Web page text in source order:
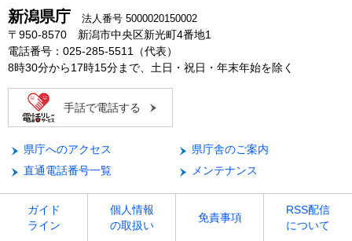
新潟県庁 法人番号 5000020150002
〒950-8570 新潟市中央区新光町4番地1
電話番号：025-285-5511（代表）
8時30分から17時15分まで、土日・祝日・年末年始を除く
手話で電話する
県庁へのアクセス
県庁舎のご案内
直通電話番号一覧
メンテナンス
ガイド
ライン
個人情報
の取扱い
免責事項
RSS配信
について